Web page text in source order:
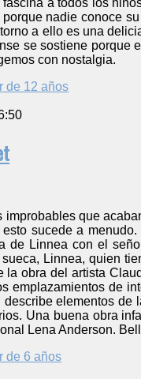
a todos los
nadie conoce
a ello es una
se sostiene porque
con nostalgia.
de 12 años
improbables que
sucede a
de Linnea con el
Linnea, quien
la obra del artista
emplazamientos de
elementos
Una buena obra
Lena Anderson.
de 6 años